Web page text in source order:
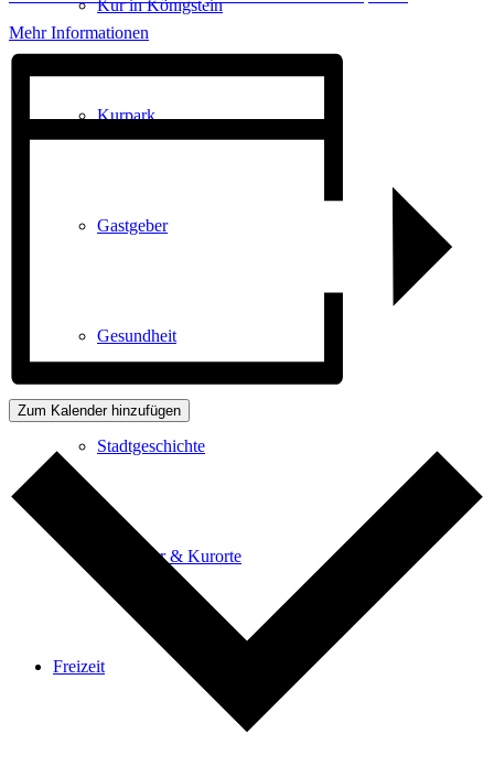
Kur in Königstein
Kurpark
Gastgeber
Gesundheit
Stadtgeschichte
Heilbäder & Kurorte
Freizeit
Mehr Informationen
Zum Kalender hinzufügen